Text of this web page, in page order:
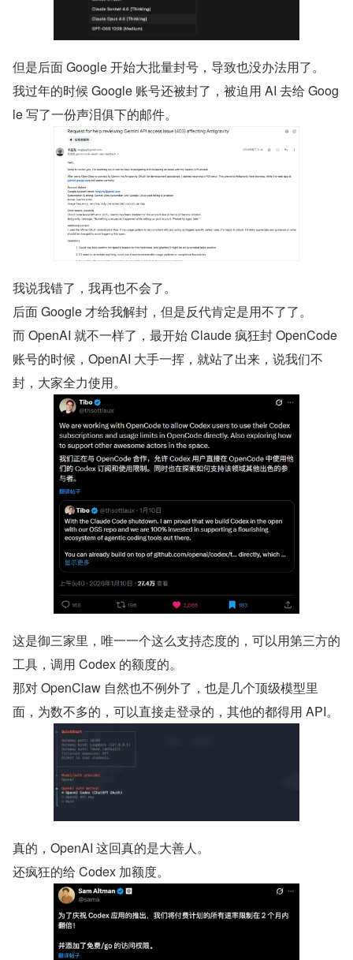
但是后面 Google 开始大批量封号，导致也没办法用了。
我过年的时候 Google 账号还被封了，被迫用 AI 去给 Goog
le 写了一份声泪俱下的邮件。
我说我错了，我再也不会了。
后面 Google 才给我解封，但是反代肯定是用不了了。
而 OpenAI 就不一样了，最开始 Claude 疯狂封 OpenCode
账号的时候，OpenAI 大手一挥，就站了出来，说我们不
封，大家全力使用。
这是御三家里，唯一一个这么支持态度的，可以用第三方的
工具，调用 Codex 的额度的。
那对 OpenClaw 自然也不例外了，也是几个顶级模型里
面，为数不多的，可以直接走登录的，其他的都得用 API。
真的，OpenAI 这回真的是大善人。
还疯狂的给 Codex 加额度。